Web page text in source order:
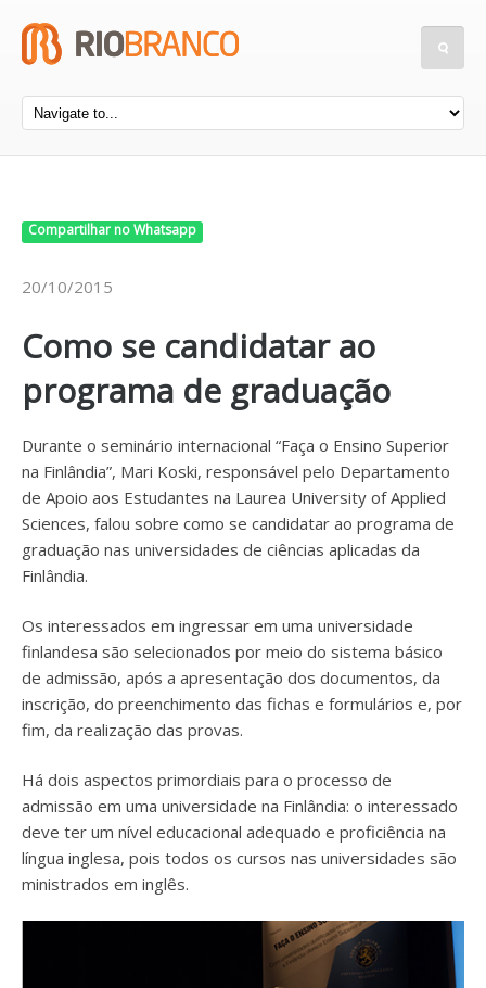
Compartilhar no Whatsapp
20/10/2015
Como se candidatar ao
programa de graduação
Durante o seminário internacional “Faça o Ensino Superior
na Finlândia”, Mari Koski, responsável pelo Departamento
de Apoio aos Estudantes na Laurea University of Applied
Sciences, falou sobre como se candidatar ao programa de
graduação nas universidades de ciências aplicadas da
Finlândia.
Os interessados em ingressar em uma universidade
finlandesa são selecionados por meio do sistema básico
de admissão, após a apresentação dos documentos, da
inscrição, do preenchimento das fichas e formulários e, por
fim, da realização das provas.
Há dois aspectos primordiais para o processo de
admissão em uma universidade na Finlândia: o interessado
deve ter um nível educacional adequado e proficiência na
língua inglesa, pois todos os cursos nas universidades são
ministrados em inglês.